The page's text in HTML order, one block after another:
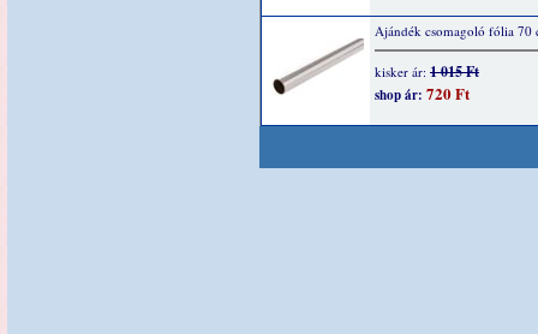
Ajándék csomagoló fólia 70
kisker ár: 1 015 Ft
shop ár: 720 Ft